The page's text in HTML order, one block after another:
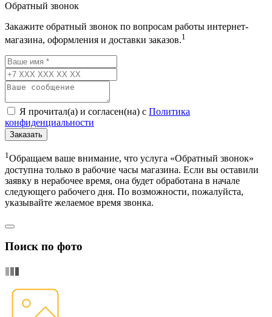
Обратный звонок
Закажите обратный звонок по вопросам работы интернет-
магазина, оформления и доставки заказов.1
Я прочитал(а) и согласен(на) с Политика
конфиденциальности
Заказать
1Обращаем ваше внимание, что услуга «Обратный звонок»
доступна только в рабочие часы магазина. Если вы оставили
заявку в нерабочее время, она будет обработана в начале
следующего рабочего дня. По возможности, пожалуйста,
указывайте желаемое время звонка.
Поиск по фото